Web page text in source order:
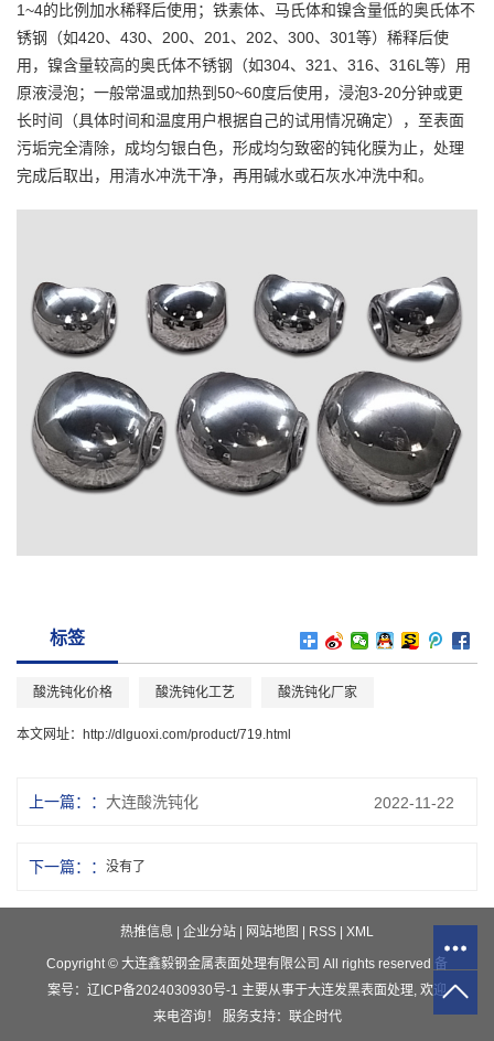
1~4的比例加水稀释后使用；铁素体、马氏体和镍含量低的奥氏体不
锈钢（如420、430、200、201、202、300、301等）稀释后使
用，镍含量较高的奥氏体不锈钢（如304、321、316、316L等）用
原液浸泡；一般常温或加热到50~60度后使用，浸泡3-20分钟或更
长时间（具体时间和温度用户根据自己的试用情况确定），至表面
污垢完全清除，成均匀银白色，形成均匀致密的钝化膜为止，处理
完成后取出，用清水冲洗干净，再用碱水或石灰水冲洗中和。
标签
酸洗钝化价格 酸洗钝化工艺 酸洗钝化厂家
本文网址： http://dlguoxi.com/product/719.html
上一篇： 大连酸洗钝化 2022-11-22
下一篇： 没有了
热推信息 | 企业分站 | 网站地图 | RSS | XML
Copyright © 大连鑫毅钢金属表面处理有限公司 All rights reserved 备
案号： 辽ICP备2024030930号-1 主要从事于大连发黑表面处理 , 欢迎
来电咨询！
服务支持： 联企时代